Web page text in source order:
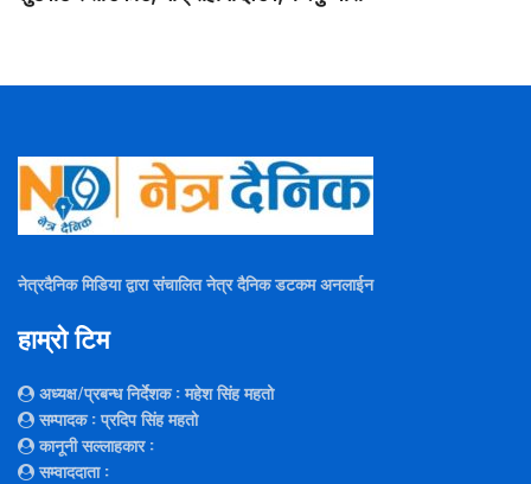
नेत्रदैनिक मिडिया द्वारा संचालित नेत्र दैनिक डटकम अनलाईन
हाम्रो टिम
अध्यक्ष/प्रबन्ध निर्देशक: महेश सिंह महतो
सम्पादक: प्रदिप सिंह महतो
कानूनी सल्लाहकार:
सम्वाददाता: